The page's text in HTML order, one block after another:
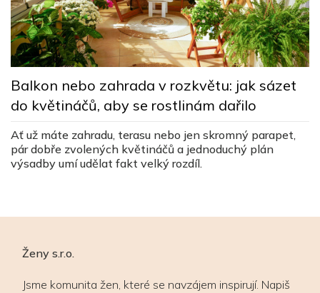
Balkon nebo zahrada v rozkvětu: jak sázet
do květináčů, aby se rostlinám dařilo
Ať už máte zahradu, terasu nebo jen skromný parapet,
pár dobře zvolených květináčů a jednoduchý plán
výsadby umí udělat fakt velký rozdíl.
Ženy s.r.o.
Jsme komunita žen, které se navzájem inspirují. Napiš